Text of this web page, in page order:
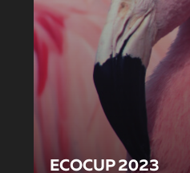
ECOCUP 2023